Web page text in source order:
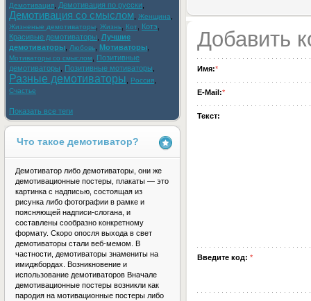
Добавить
Имя:*
E-Mail:*
Текст:
Введите код: *
Демотивация Демотивация по русски
Демотивация со смыслом Женщина
Жизненые демотиваторы Жизнь Кот Котэ
Красивые демотиваторы Лучшие
демотиваторы
Любовь Мотиваторы
Мотиваторы со смыслом
Позитивные
демотиваторы
Позитивные мотиваторы
Разные демотиваторы Россия
Счастье
Показать все теги
Что такое демотиватор?
Демотиватор либо демотиваторы, они же
демотивационные постеры, плакаты — это
картинка с надписью, состоящая из
рисунка либо фотографии в рамке и
поясняющей надписи-слогана, и
составлены сообразно конкретному
формату. Скоро опосля выхода в свет
демотиваторы стали веб-мемом. В
частности, демотиваторы знамениты на
имиджбордах. Возникновение и
использование демотиваторов Вначале
демотивационные постеры возникли как
пародия на мотивационные постеры либо